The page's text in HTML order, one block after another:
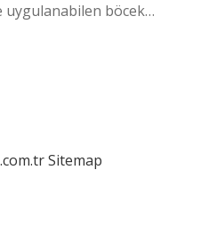
uygulanabilen böcek…
Sitemap